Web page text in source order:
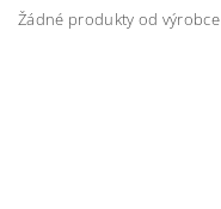
Žádné produkty od výrobce